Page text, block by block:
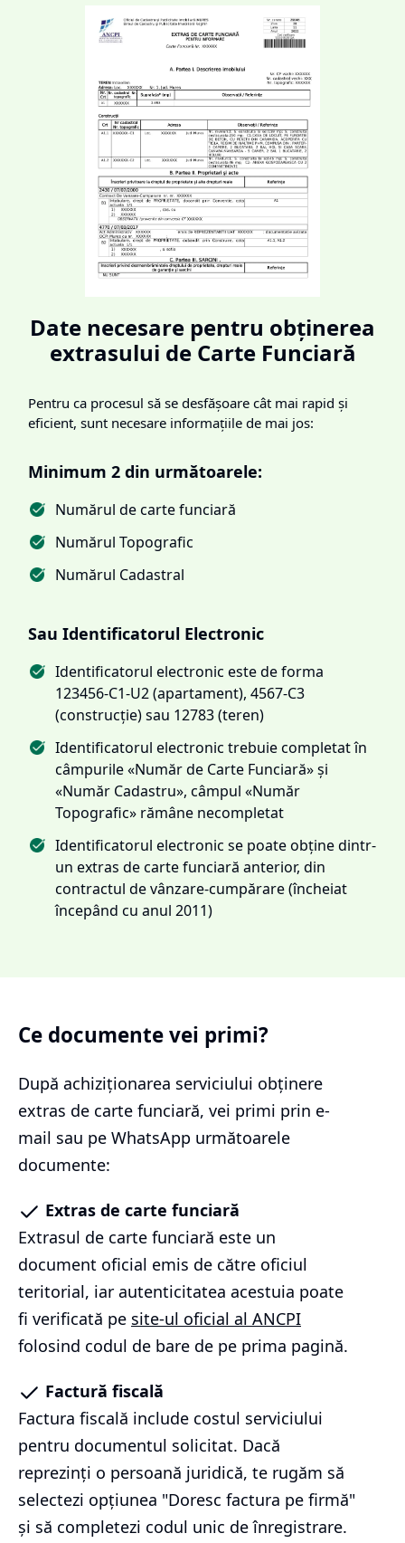
Date necesare pentru obținerea
extrasului de Carte Funciară
Pentru ca procesul să se desfășoare cât mai rapid și
eficient, sunt necesare informațiile de mai jos:
Minimum 2 din următoarele:
Numărul de carte funciară
Numărul Topografic
Numărul Cadastral
Sau Identificatorul Electronic
Identificatorul electronic este de forma
123456-C1-U2 (apartament), 4567-C3
(construcție) sau 12783 (teren)
Identificatorul electronic trebuie completat în
câmpurile «Număr de Carte Funciară» și
«Număr Cadastru», câmpul «Număr
Topografic» rămâne necompletat
Identificatorul electronic se poate obține dintr-
un extras de carte funciară anterior, din
contractul de vânzare-cumpărare (încheiat
începând cu anul 2011)
Ce documente vei primi?
După achiziționarea serviciului obținere
extras de carte funciară, vei primi prin e-
mail sau pe WhatsApp următoarele
documente:
Extras de carte funciară
Extrasul de carte funciară este un
document oficial emis de către oficiul
teritorial, iar autenticitatea acestuia poate
fi verificată pe site-ul oficial al ANCPI
folosind codul de bare de pe prima pagină.
Factură fiscală
Factura fiscală include costul serviciului
pentru documentul solicitat. Dacă
reprezinți o persoană juridică, te rugăm să
selectezi opțiunea "Doresc factura pe firmă"
și să completezi codul unic de înregistrare.